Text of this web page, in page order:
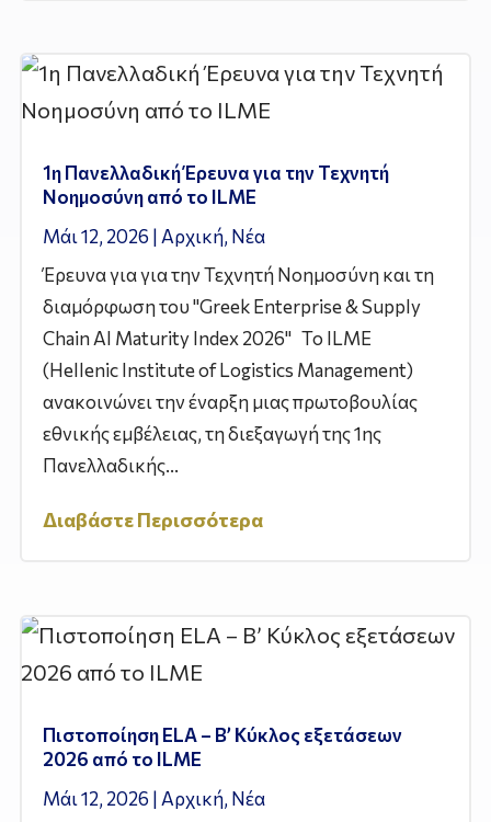
1η Πανελλαδική Έρευνα για την Τεχνητή
Νοημοσύνη από το ILME
Μάι 12, 2026 | Αρχική, Νέα
Έρευνα για για την Τεχνητή Νοημοσύνη και τη
διαμόρφωση του "Greek Enterprise & Supply
Chain AI Maturity Index 2026" Το ILME
(Hellenic Institute of Logistics Management)
ανακοινώνει την έναρξη μιας πρωτοβουλίας
εθνικής εμβέλειας, τη διεξαγωγή της 1ης
Πανελλαδικής...
Διαβάστε Περισσότερα
Πιστοποίηση ELA – Β’ Κύκλος εξετάσεων
2026 από το ILME
Μάι 12, 2026 | Αρχική, Νέα